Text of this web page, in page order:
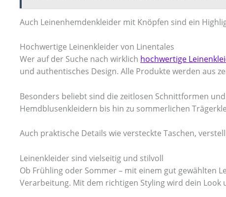
Auch Leinenhemdenkleider mit Knöpfen sind ein
Hochwertige Leinenkleider von Linentales
Wer auf der Suche nach wirklich hochwertige
und authentisches Design. Alle Produkte werden aus
Besonders beliebt sind die zeitlosen Schnittformen
Hemdblusenkleidern bis hin zu sommerlichen
Auch praktische Details wie versteckte Taschen,
Leinenkleider sind vielseitig und stilvoll
Ob Frühling oder Sommer – mit einem gut gewählten
Verarbeitung. Mit dem richtigen Styling wird dein